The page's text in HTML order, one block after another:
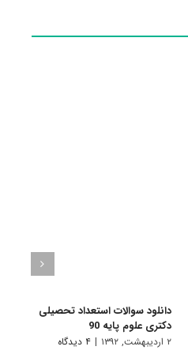
دانلود سوالات استعداد تحصیلی
دکتری علوم پایه 90
۲ اردیبهشت, ۱۳۹۲ | ۴ دیدگاه